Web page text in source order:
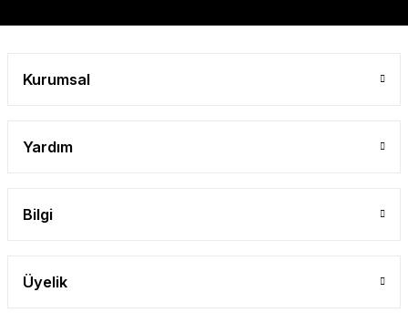
Kurumsal
Yardım
Bilgi
Üyelik